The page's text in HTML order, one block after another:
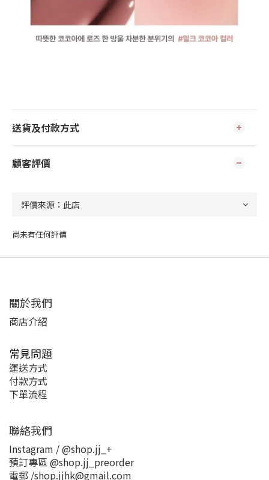
送貨及付款方式
顧客評價
尚未有任何評價
關於我們
商店介紹
常見問題
運送方式
付款方式
下單流程
聯絡我們
Instagram / @shop.jj_+
預訂專區 @shop.jj_preorder
電郵 /shop.jjhk@gmail.com